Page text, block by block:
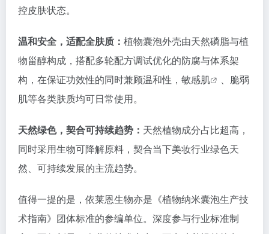
控皮肤状态。
温和安全，适配全肤质： 植物囊泡外壳由天然磷脂与植
物甾醇构成，搭配多轮配方调试优化的防腐与体系架
构，在保证功效性的同时兼顾温和性， 敏感肌
、脆弱
肌等各类肤质均可日常使用。
天然绿色，契合可持续趋势： 天然植物成分占比超高，
同时采用生物可降解原料，契合当下美妆行业绿色天
然、可持续发展的主流趋势。
值得一提的是，依莱恩生物亦是《植物纳米囊泡生产技
术指南》团体标准的参编单位。深度参与行业标准制